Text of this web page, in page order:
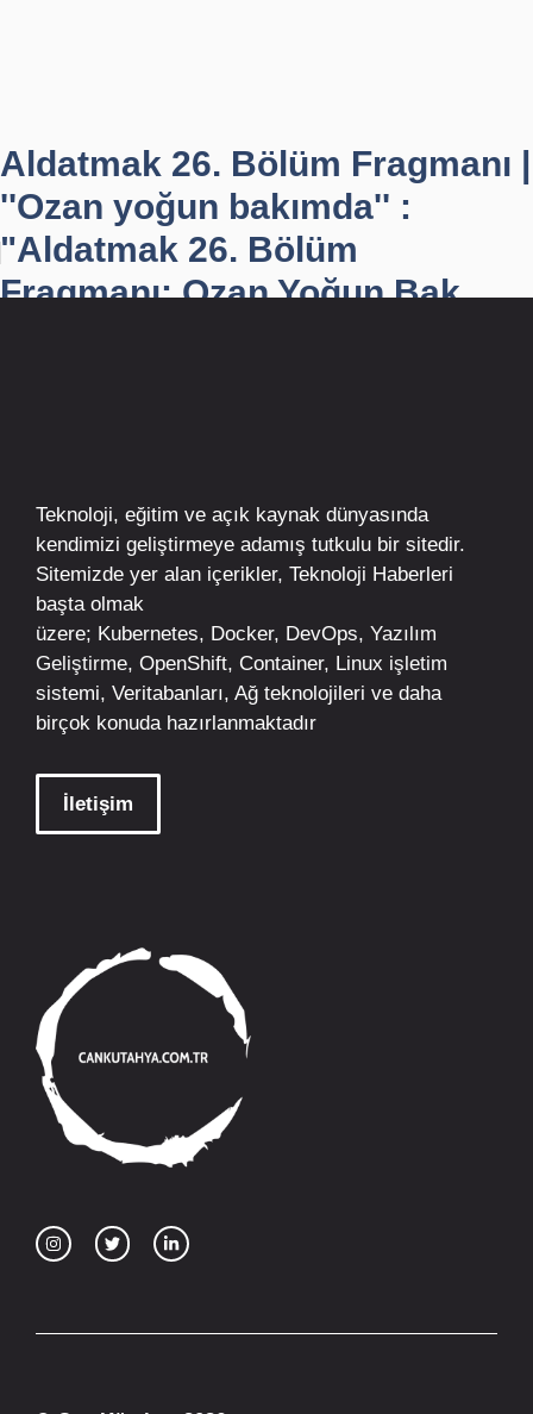
Aldatmak 26. Bölüm Fragmanı |
''Ozan yoğun bakımda'' :
"Aldatmak 26. Bölüm
Fragmanı: Ozan Yoğun Bak...
Teknoloji, eğitim ve açık kaynak dünyasında
kendimizi geliştirmeye adamış tutkulu bir sitedir.
Sitemizde yer alan içerikler, Teknoloji Haberleri
başta olmak
üzere; Kubernetes, Docker, DevOps, Yazılım
Geliştirme, OpenShift, Container, Linux işletim
sistemi, Veritabanları, Ağ teknolojileri ve daha
birçok konuda hazırlanmaktadır
İletişim